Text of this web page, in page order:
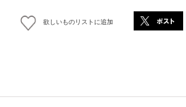
欲しいものリストに追加